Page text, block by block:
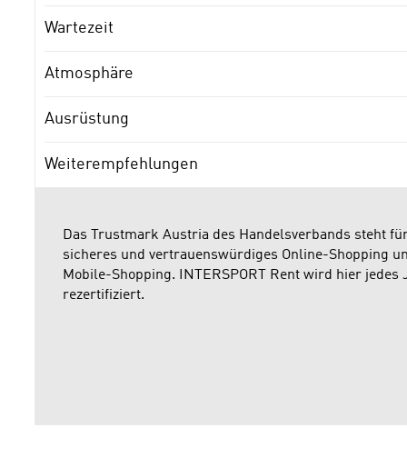
Wartezeit
Atmosphäre
Ausrüstung
Weiterempfehlungen
Das Trustmark Austria des Handelsverbands steht
sicheres und vertrauenswürdiges Online-Shopping
Mobile-Shopping. INTERSPORT Rent wird hier jedes
rezertifiziert.